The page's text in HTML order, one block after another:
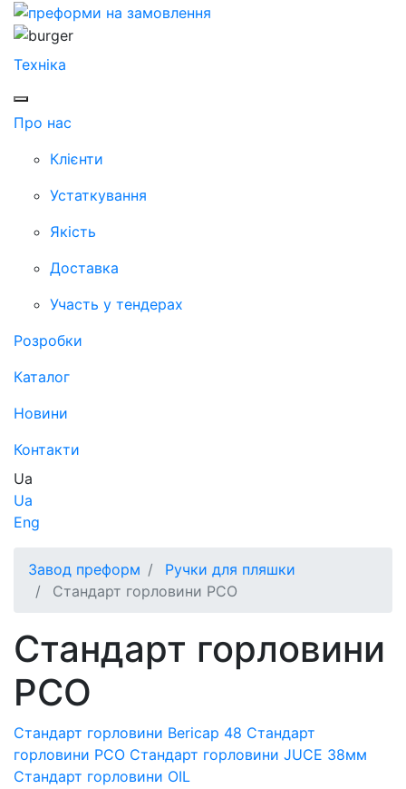
Техніка
Про нас
Клієнти
Устаткування
Якість
Доставка
Участь у тендерах
Розробки
Каталог
Новини
Контакти
Ua
Ua
Eng
Завод преформ
Ручки для пляшки
Стандарт горловини РСО
Стандарт горловини
РСО
Стандарт горловини Bericap 48 Стандарт
горловини РСО Стандарт горловини JUCE 38мм
Стандарт горловини OIL